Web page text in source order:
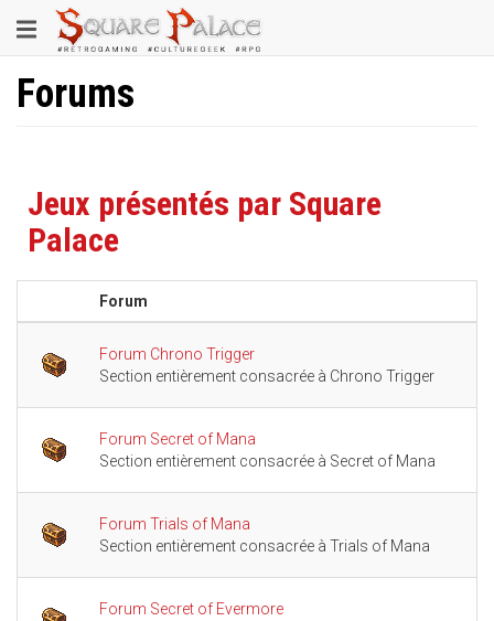
au
contenu
principal
Toggle
navigation
Forums
Jeux présentés par Square
Palace
Forum
Forum Chrono Trigger
Section entièrement consacrée à Chrono Trigger
Forum Secret of Mana
Section entièrement consacrée à Secret of Mana
Forum Trials of Mana
Section entièrement consacrée à Trials of Mana
Forum Secret of Evermore